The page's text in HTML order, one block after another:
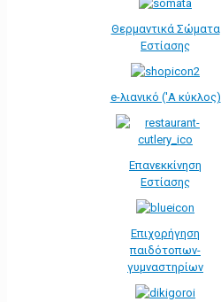
Θερμαντικά Σώματα
Εστίασης
e-λιανικό ('Α κύκλος)
Επανεκκίνηση
Εστίασης
Επιχορήγηση
παιδότοπων-
γυμναστηρίων